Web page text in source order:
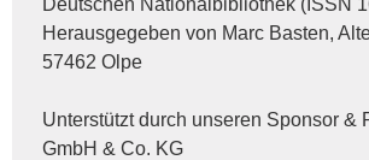
Deutschen Nationalbibliothek (ISSN
Herausgegeben von Marc Basten,
57462 Olpe
Unterstützt durch unseren Sponsor &
GmbH & Co. KG